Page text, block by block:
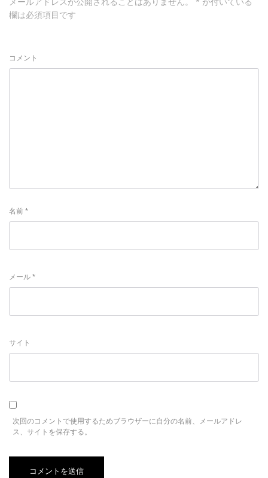
欄は必須項目です
コメント
名前 *
メール *
サイト
次回のコメントで使用するためブラウザーに自分の名前、メールアドレ
ス、サイトを保存する。